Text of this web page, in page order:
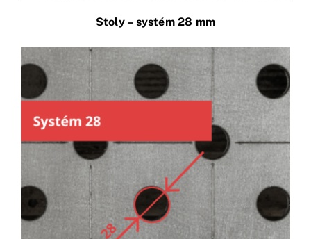
Stoly – systém 28 mm